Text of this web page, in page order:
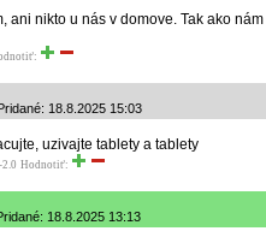
ani nikto u nás v domove. Tak ako
18.8.2025 15:03
uzivajte tablety a tablety
Hodnotiť:
18.8.2025 13:13